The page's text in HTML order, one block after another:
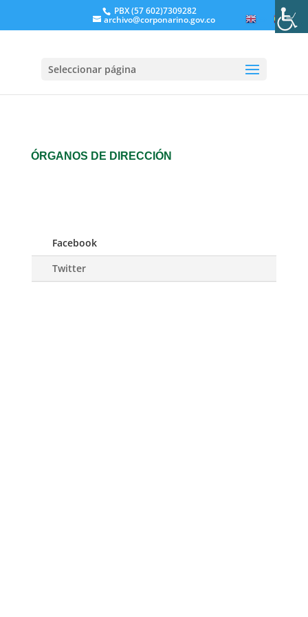
PBX (57 602)7309282
archivo@corponarino.gov.co
Seleccionar página
ÓRGANOS DE DIRECCIÓN
Facebook
Twitter
ES